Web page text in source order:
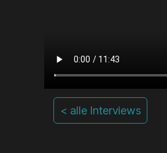
< alle Interviews